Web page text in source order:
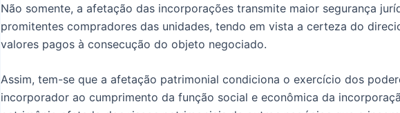
Não somente, a afetação das incorporações transmite maior segurança
promitentes compradores das unidades, tendo em vista a certeza do
valores pagos à consecução do objeto negociado.
Assim, tem-se que a afetação patrimonial condiciona o exercício dos
incorporador ao cumprimento da função social e econômica da